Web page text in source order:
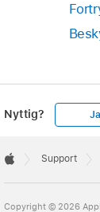
Nyttig? Ja
Footer

Support
Copyright © 2026